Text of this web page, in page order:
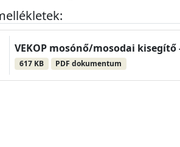
VEKOP mosónő/mosodai
617 KB PDF dokumentum